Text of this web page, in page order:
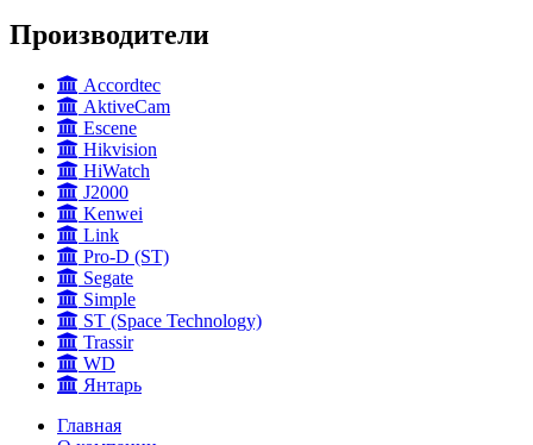
Производители
Accordtec
AktiveCam
Escene
Hikvision
HiWatch
J2000
Kenwei
Link
Pro-D (ST)
Segate
Simple
ST (Space Technology)
Trassir
WD
Янтарь
Главная